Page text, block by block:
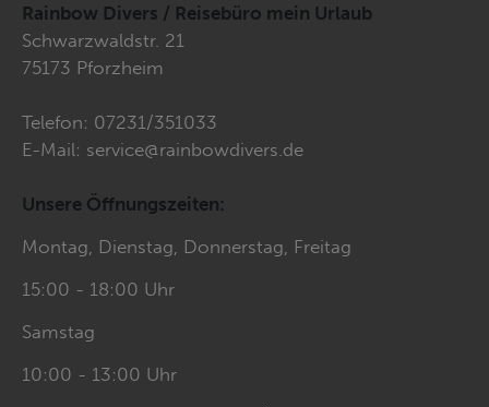
Rainbow Divers / Reisebüro mein Urlaub
Schwarzwaldstr. 21
75173 Pforzheim
Telefon: 07231/351033
E-Mail: service@rainbowdivers.de
Unsere Öffnungszeiten:
Montag, Dienstag, Donnerstag, Freitag
15:00 - 18:00 Uhr
Samstag
10:00 - 13:00 Uhr